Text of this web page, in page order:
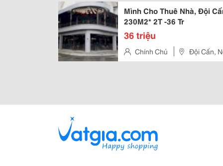
Mình Cho Thuê Nhà, Đội
230M2* 2T -36 Tr
36 triệu
Chính Chủ Đội Cấn,